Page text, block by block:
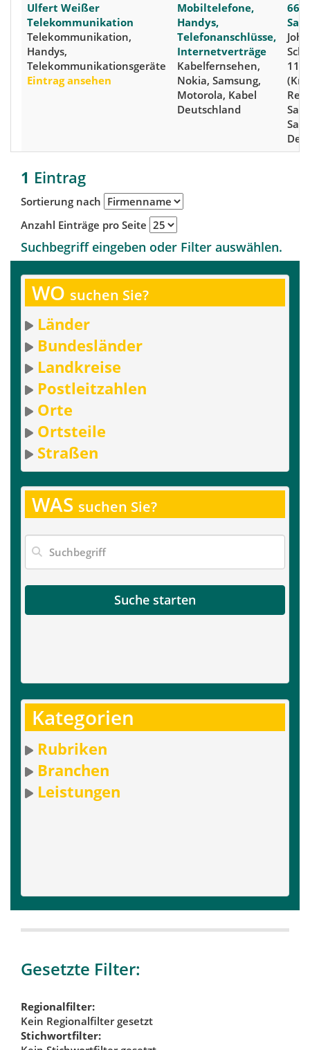
Ulfert Weißer
Telekommunikation
Telekommunikation,
Handys,
Telekommunikationsgeräte
Eintrag ansehen
Mobiltelefone,
Handys,
Telefonanschlüsse,
Internetverträge
Kabelfernsehen,
Nokia, Samsung,
Motorola, Kabel
Deutschland
11
1 Eintrag
Sortierung nach
Anzahl Einträge pro Seite
Suchbegriff eingeben oder Filter auswählen.
WO suchen Sie?
Länder
Bundesländer
Landkreise
Postleitzahlen
Orte
Ortsteile
Straßen
WAS suchen Sie?
Suche starten
Kategorien
Rubriken
Branchen
Leistungen
Gesetzte Filter:
Regionalfilter:
Kein Regionalfilter gesetzt
Stichwortfilter: